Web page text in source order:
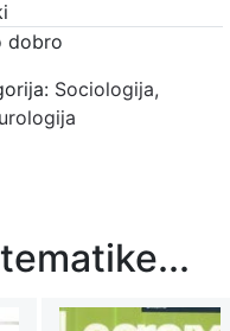
dobro
Sociologija,